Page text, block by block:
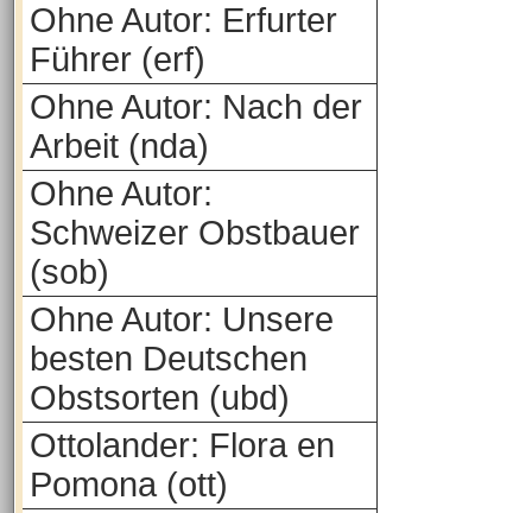
Ohne Autor: Erfurter
Führer (erf)
Ohne Autor: Nach der
Arbeit (nda)
Ohne Autor:
Schweizer Obstbauer
(sob)
Ohne Autor: Unsere
besten Deutschen
Obstsorten (ubd)
Ottolander: Flora en
Pomona (ott)